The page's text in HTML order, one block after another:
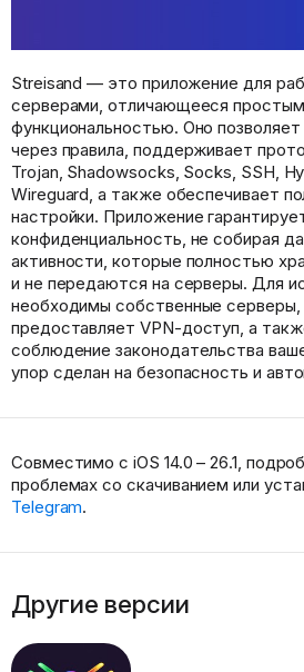
Streisand — это приложение для
серверами, отличающееся
функциональностью. Оно позволяет
через правила, поддерживает
Trojan, Shadowsocks, Socks, SSH,
Wireguard, а также обеспечивает
настройки. Приложение
конфиденциальность, не собирая
активности, которые полностью
и не передаются на серверы. Для
необходимы собственные серверы,
предоставляет VPN-доступ, а
соблюдение законодательства
упор сделан на безопасность и
Совместимо с iOS 14.0 – 26.1,
проблемах со скачиванием или
Telegram.
Другие версии